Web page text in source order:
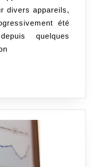
du
SMS
divers appareils,
été
quelques